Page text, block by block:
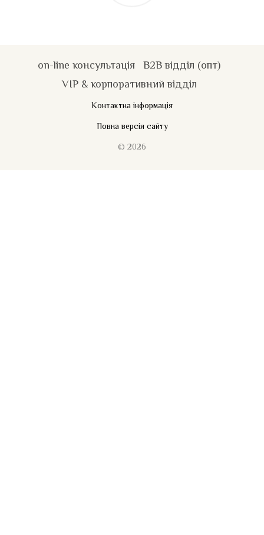
on-line консультація B2B відділ (опт)
VIP & корпоративний відділ
Контактна інформація
Повна версія сайту
© 2026